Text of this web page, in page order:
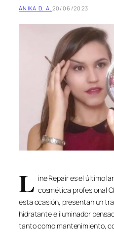
ANIKA D. A. 20/06/2023
L ine Repair es el último
cosmética profesional
esta ocasión, presentan un
hidratante e iluminador
tanto como mantenimiento,